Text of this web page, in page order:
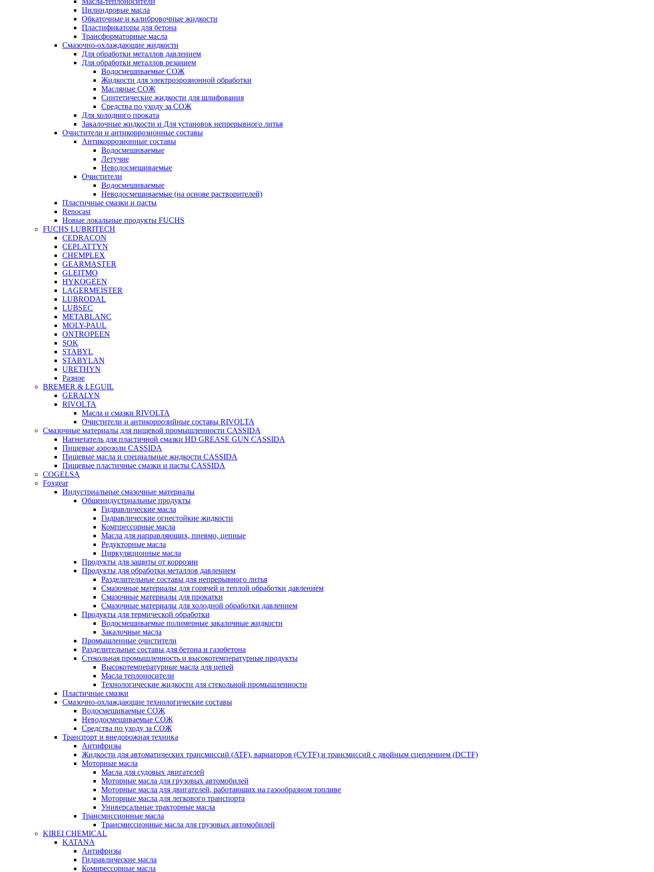
Цилиндровые масла
Обкаточные и калибровочные жидкости
Пластификаторы для бетона
Трансформаторные масла
Смазочно-охлаждающие жидкости
Для обработки металлов давлением
Для обработки металлов резанием
Водосмешиваемые СОЖ
Жидкости для электроэрозионной обработки
Масляные СОЖ
Синтетические жидкости для шлифования
Средства по уходу за СОЖ
Для холодного проката
Закалочные жидкости и Для установок непрерывного литья
Очистители и антикоррозионные составы
Антикоррозионные составы
Водосмешиваемые
Летучие
Неводосмешиваемые
Очистители
Водосмешиваемые
Неводосмешиваемые (на основе растворителей)
Пластичные смазки и пасты
Renocast
Новые локальные продукты FUCHS
FUCHS LUBRITECH
CEDRACON
CEPLATTYN
CHEMPLEX
GEARMASTER
GLEITMO
HYKOGEEN
LAGERMEISTER
LUBRODAL
LUBSEC
METABLANC
MOLY-PAUL
ONTROPEEN
SOK
STABYL
STABYLAN
URETHYN
Разное
BREMER & LEGUIL
GERALYN
RIVOLTA
Масла и смазки RIVOLTA
Очистители и антикоррозийные составы RIVOLTA
Смазочные материалы для пищевой промышленности CASSIDA
Нагнетатель для пластичной смазки HD GREASE GUN CASSIDA
Пищевые аэрозоли CASSIDA
Пищевые масла и специальные жидкости CASSIDA
Пищевые пластичные смазки и пасты CASSIDA
COGELSA
Foxgear
Индустриальные смазочные материалы
Общеиндустриальные продукты
Гидравлические масла
Гидравлические огнестойкие жидкости
Компрессорные масла
Масла для направляющих, пневмо, цепные
Редукторные масла
Циркуляционные масла
Продукты для защиты от коррозии
Продукты для обработки металлов давлением
Разделительные составы для непрерывного литья
Смазочные материалы для горячей и теплой обработки давлением
Смазочные материалы для прокатки
Смазочные материалы для холодной обработки давлением
Продукты для термической обработки
Водосмешиваемые полимерные закалочные жидкости
Закалочные масла
Промышленные очистители
Разделительные составы для бетона и газобетона
Стекольная промышленность и высокотемпературные продукты
Высокотемпературные масла для цепей
Масла теплоносители
Технологические жидкости для стекольной промышленности
Пластичные смазки
Смазочно-охлаждающие технологические составы
Водосмешиваемые СОЖ
Неводосмешиваемые СОЖ
Средства по уходу за СОЖ
Транспорт и внедорожная техника
Антифризы
Жидкости для автоматических трансмиссий (ATF), вариаторов (CVTF) и трансмиссий с двойным сцеплением (DCTF)
Моторные масла
Масла для судовых двигателей
Моторные масла для грузовых автомобилей
Моторные масла для двигателей, работающих на газообразном топливе
Моторные масла для легкового транспорта
Универсальные тракторные масла
Трансмиссионные масла
Трансмиссионные масла для грузовых автомобилей
KIREI CHEMICAL
KATANA
Антифризы
Гидравлические масла
Компрессорные масла